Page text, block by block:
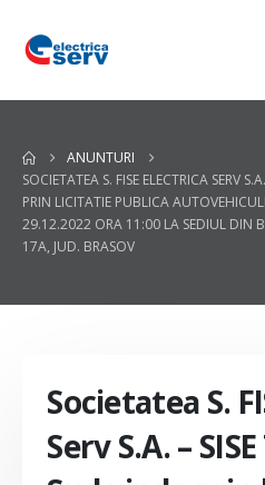
ANUNTURI
SOCIETATEA S. FISE ELECTRICA SERV
PRIN LICITATIE PUBLICA
29.12.2022 ORA 11:00 LA SEDIUL DIN
17A, JUD. BRASOV
Societatea S.
Serv S.A. –